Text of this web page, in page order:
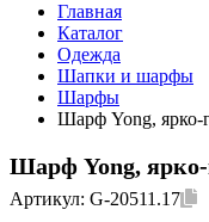
Главная
Каталог
Одежда
Шапки и шарфы
Шарфы
Шарф Yong, ярко-
Шарф Yong, ярко-
Артикул: G-20511.17